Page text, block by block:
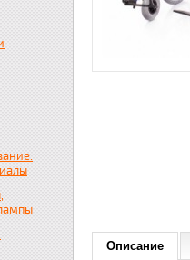
Описание